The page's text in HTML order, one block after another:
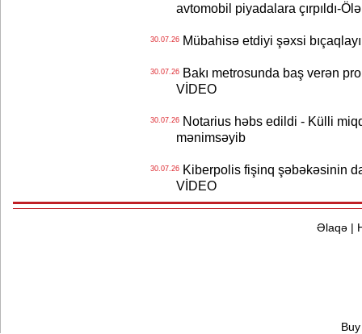
avtomobil piyadalara çırpıldı-
30.07.26Mübahisə etdiyi şəxsi
30.07.26Bakı metrosunda baş verən
VİDEO
30.07.26Notarius həbs edildi - Külli
mənimsəyib
30.07.26Kiberpolis fişinq şəbəkəsinin
VİDEO
Əlaqə|